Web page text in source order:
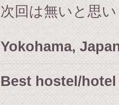
次回は無いと思
Yokohama,
Best hostel/